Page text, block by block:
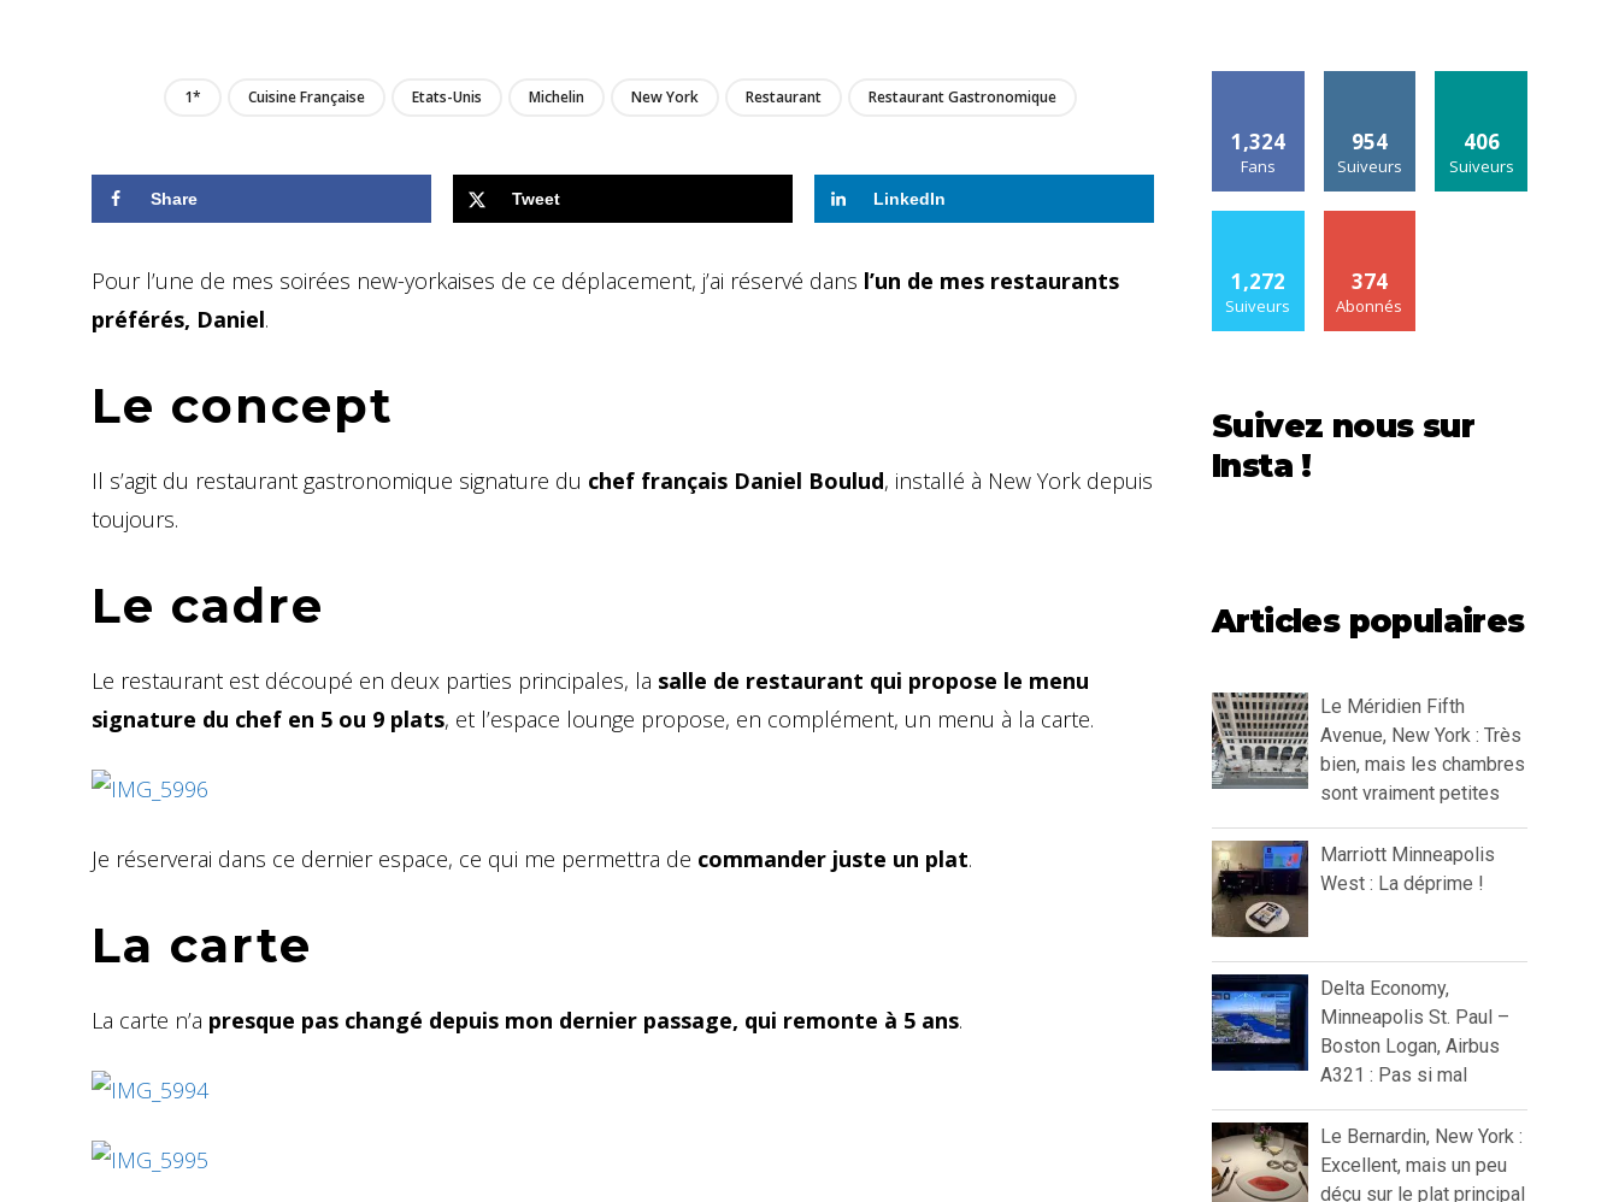
1* Cuisine Française Etats-Unis Michelin New York Restaurant Restaurant Gastronomique
Share Tweet LinkedIn
Pour l’une de mes soirées new-yorkaises de ce déplacement, j’ai réservé dans l’un de mes restaurants
préférés, Daniel.
Le concept
Il s’agit du restaurant gastronomique signature du chef français Daniel Boulud, installé à New York depuis
toujours.
Le cadre
Le restaurant est découpé en deux parties principales, la salle de restaurant qui propose le menu
signature du chef en 5 ou 9 plats, et l’espace lounge propose, en complément, un menu à la carte.
Je réserverai dans ce dernier espace, ce qui me permettra de commander juste un plat.
La carte
La carte n’a presque pas changé depuis mon dernier passage, qui remonte à 5 ans.
1,324
Fans
954
Suiveurs
406
Suiveurs
1,272
Suiveurs
374
Abonnés
Suivez nous sur
Insta !
Articles populaires
Le Méridien Fifth
Avenue, New York : Très
bien, mais les chambres
sont vraiment petites
Marriott Minneapolis
West : La déprime !
Delta Economy,
Minneapolis St. Paul –
Boston Logan, Airbus
A321 : Pas si mal
Le Bernardin, New York :
Excellent, mais un peu
déçu sur le plat principal